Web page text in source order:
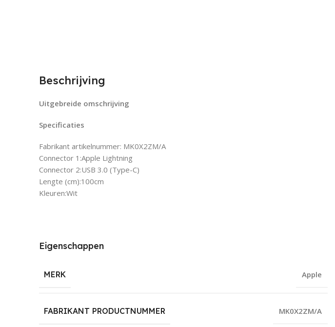
Beschrijving
Uitgebreide omschrijving
Specificaties
Fabrikant artikelnummer: MK0X2ZM/A
Connector 1:Apple Lightning
Connector 2:USB 3.0 (Type-C)
Lengte (cm):100cm
Kleuren:Wit
Eigenschappen
MERK Apple
FABRIKANT PRODUCTNUMMER MK0X2ZM/A